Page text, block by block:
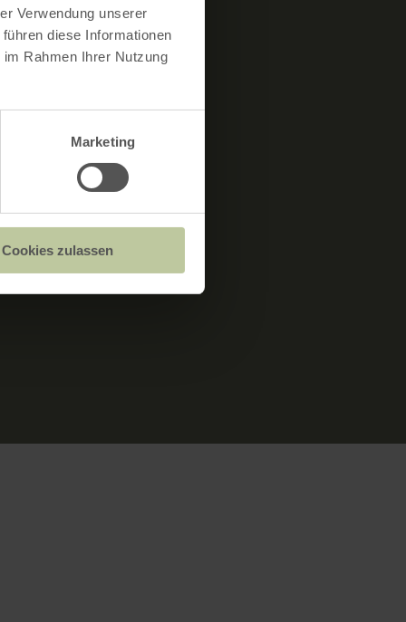
Verwendung unserer
diese Informationen
Rahmen Ihrer Nutzung
Marketing
Cookies zulassen